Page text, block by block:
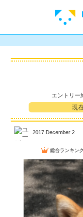
エントリー
現
2017 December 2
総合ランキン